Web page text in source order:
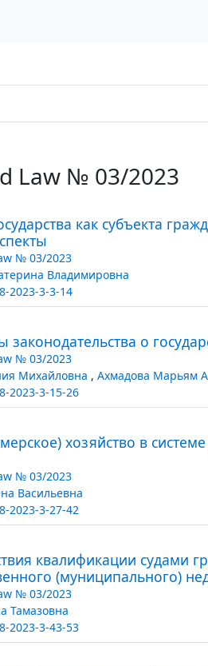
Law № 03/2023
как субъекта
№ 03/2023
Владимировна
2023-3-3-14
о
№ 03/2023
Михайловна , Ахмадова Марьям
2023-3-15-26
хозяйство в
№ 03/2023
Васильевна
2023-3-27-42
квалификации судами
(муниципального)
№ 03/2023
Тамазовна
2023-3-43-53